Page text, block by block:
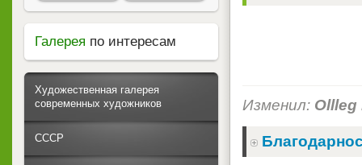
Изменил: Ollleg
Галерея по интересам
Художественная галерея
современных художников
СССР